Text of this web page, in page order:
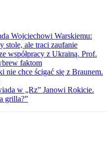
Wojciechowi Warskiemu:
stole, ale traci zaufanie
współpracy z Ukrainą. Prof.
faktom
nie chce ścigać się z Braunem.
w „Rz” Janowi Rokicie.
grilla?”